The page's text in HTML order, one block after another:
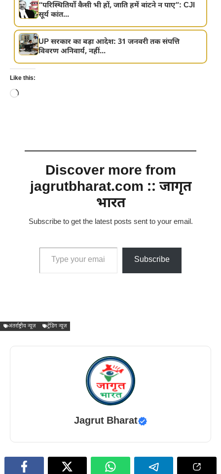
“परिस्थितियाँ कैसी भी हों, जाति हमें बांटने न पाए”: CJI
सूर्य कांत...
UP सरकार का बड़ा आदेश: 31 जनवरी तक संपत्ति
विवरण अनिवार्य, नहीं...
Like this:
Loading…
Discover more from
jagrutbharat.com :: जागृत
भारत
Subscribe to get the latest posts sent to your email.
Type your email…
Subscribe
अंतर्राष्ट्रीय न्यूज़ ट्रेंडिंग न्यूज़
Jagrut Bharat